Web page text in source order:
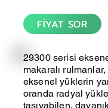
FİYAT SOR
29300 serisi
makaralı
eksenel yüklerin
oranda radyal
taşıyabilen,